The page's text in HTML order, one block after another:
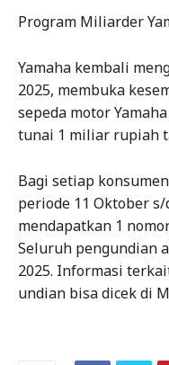
Program Miliarder
Yamaha kembali
2025, membuka
sepeda motor
tunai 1 miliar rupiah
Bagi setiap
periode 11 Oktober s/
mendapatkan 1
Seluruh pengundian
2025. Informasi
undian bisa dicek di